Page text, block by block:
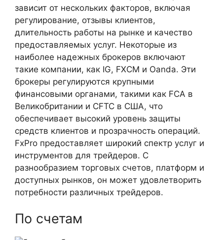
зависит от нескольких факторов, включая
регулирование, отзывы клиентов,
длительность работы на рынке и качество
предоставляемых услуг. Некоторые из
наиболее надежных брокеров включают
такие компании, как IG, FXCM и Oanda. Эти
брокеры регулируются крупными
финансовыми органами, такими как FCA в
Великобритании и CFTC в США, что
обеспечивает высокий уровень защиты
средств клиентов и прозрачность операций.
FxPro предоставляет широкий спектр услуг и
инструментов для трейдеров. С
разнообразием торговых счетов, платформ и
доступных рынков, он может удовлетворить
потребности различных трейдеров.
По счетам